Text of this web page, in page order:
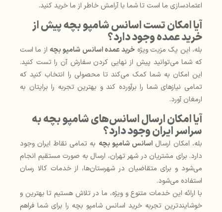
اعتمادسازی ما است تا شما با آرامش خاطر از ما خرید کنید.
آیا امکان تست اسانس شامپو بچه پیش از
خرید عمده وجود دارد؟
بله، این یک مزیت ویژه خرید عمده اسانس شامپو بچه از ما است
که شما می‌توانید پیش از نهایی کردن سفارش آن را تست کنید.
این امکان به شما کمک می‌کند تا محصولی را انتخاب کنید که
تمامی نیازهای شما را برآورده کند و بهترین تجربه را برایتان به
ارمغان آورد.
آیا امکان ارسال اسانس‌های شامپو بچه به
سراسر ایران وجود دارد؟
بله، امکان ارسال اسانس شامپو بچه به تمامی نقاط ایران وجود
دارد. برای مشتریان در شهر تهران، ارسال به صورت مستقیم انجام
می‌شود و برای متقاضیان در شهرستان‌ها، از خدمات کالا رسان
استفاده می‌شود.
با ارائه این خدمات متنوع و ویژه، ما در تلاش هستیم تا بهترین و
خوشایندترین تجربه خرید اسانس شامپو بچه را برای شما فراهم